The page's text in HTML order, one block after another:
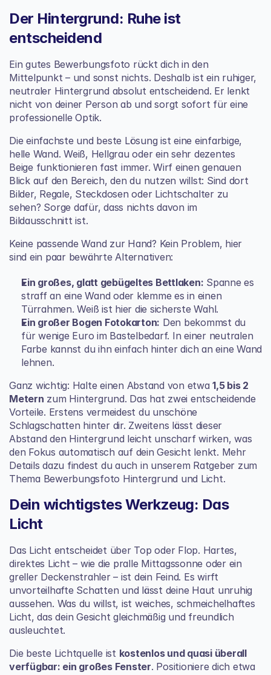
Der Hintergrund: Ruhe ist
entscheidend
Ein gutes Bewerbungsfoto rückt dich in den
Mittelpunkt – und sonst nichts. Deshalb ist ein ruhiger,
neutraler Hintergrund absolut entscheidend. Er lenkt
nicht von deiner Person ab und sorgt sofort für eine
professionelle Optik.
Die einfachste und beste Lösung ist eine einfarbige,
helle Wand. Weiß, Hellgrau oder ein sehr dezentes
Beige funktionieren fast immer. Wirf einen genauen
Blick auf den Bereich, den du nutzen willst: Sind dort
Bilder, Regale, Steckdosen oder Lichtschalter zu
sehen? Sorge dafür, dass nichts davon im
Bildausschnitt ist.
Keine passende Wand zur Hand? Kein Problem, hier
sind ein paar bewährte Alternativen:
Ein großes, glatt gebügeltes Bettlaken: Spanne es
straff an eine Wand oder klemme es in einen
Türrahmen. Weiß ist hier die sicherste Wahl.
Ein großer Bogen Fotokarton: Den bekommst du
für wenige Euro im Bastelbedarf. In einer neutralen
Farbe kannst du ihn einfach hinter dich an eine Wand
lehnen.
Ganz wichtig: Halte einen Abstand von etwa 1,5 bis 2
Metern zum Hintergrund. Das hat zwei entscheidende
Vorteile. Erstens vermeidest du unschöne
Schlagschatten hinter dir. Zweitens lässt dieser
Abstand den Hintergrund leicht unscharf wirken, was
den Fokus automatisch auf dein Gesicht lenkt. Mehr
Details dazu findest du auch in unserem Ratgeber zum
Thema Bewerbungsfoto Hintergrund und Licht.
Dein wichtigstes Werkzeug: Das
Licht
Das Licht entscheidet über Top oder Flop. Hartes,
direktes Licht – wie die pralle Mittagssonne oder ein
greller Deckenstrahler – ist dein Feind. Es wirft
unvorteilhafte Schatten und lässt deine Haut unruhig
aussehen. Was du willst, ist weiches, schmeichelhaftes
Licht, das dein Gesicht gleichmäßig und freundlich
ausleuchtet.
Die beste Lichtquelle ist kostenlos und quasi überall
verfügbar: ein großes Fenster. Positioniere dich etwa